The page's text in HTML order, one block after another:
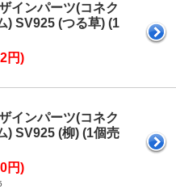
インパーツ(コネク
) SV925 (つる草) (1
円)
インパーツ(コネク
) SV925 (柳) (1個売
円)